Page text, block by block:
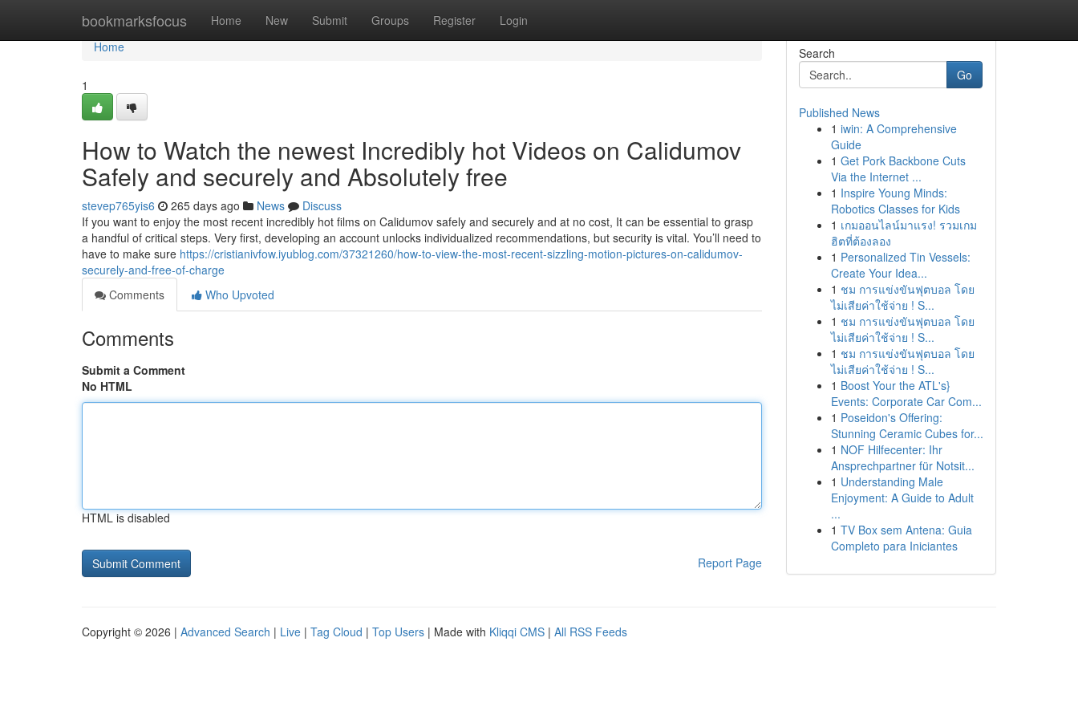
bookmarksfocus Home New Submit Groups Register Login
Home
Home
1
How to Watch the newest Incredibly hot Videos on Calidumov
Safely and securely and Absolutely free
stevep765yis6 265 days ago News
Discuss
If you want to enjoy the most recent incredibly hot films on Calidumov safely and securely and at no cost, It can be essential to grasp
a handful of critical steps. Very first, developing an account unlocks individualized recommendations, but security is vital. You’ll need to
have to make sure https://cristianivfow.iyublog.com/37321260/how-to-view-the-most-recent-sizzling-motion-pictures-on-calidumov-
securely-and-free-of-charge
Comments
Who Upvoted
Comments
Submit a Comment
No HTML
HTML is disabled
Report Page
Search
Go
Published News
1 iwin: A Comprehensive
Guide
1 Get Pork Backbone Cuts
Via the Internet ...
1 Inspire Young Minds:
Robotics Classes for Kids
1 เกมออนไลน์มาแรง! รวมเกม
ฮิตที่ต้องลอง
1 Personalized Tin Vessels:
Create Your Idea...
1 ชม การแข่งขันฟุตบอล โดย
ไม่เสียค่าใช้จ่าย ! S...
1 ชม การแข่งขันฟุตบอล โดย
ไม่เสียค่าใช้จ่าย ! S...
1 ชม การแข่งขันฟุตบอล โดย
ไม่เสียค่าใช้จ่าย ! S...
1 Boost Your the ATL's}
Events: Corporate Car Com...
1 Poseidon's Offering:
Stunning Ceramic Cubes for...
1 NOF Hilfecenter: Ihr
Ansprechpartner für Notsit...
1 Understanding Male
Enjoyment: A Guide to Adult
...
1 TV Box sem Antena: Guia
Completo para Iniciantes
Copyright © 2026 | Advanced Search | Live | Tag Cloud | Top Users | Made with Kliqqi CMS | All RSS Feeds